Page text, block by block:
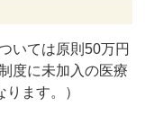
いては原則50万円
度に未加入の医療
ます。）